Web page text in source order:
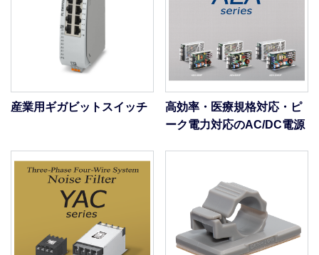
産業用ギガビットスイッチ
高効率・医療規格対応・ピ
ーク電力対応のAC/DC電源